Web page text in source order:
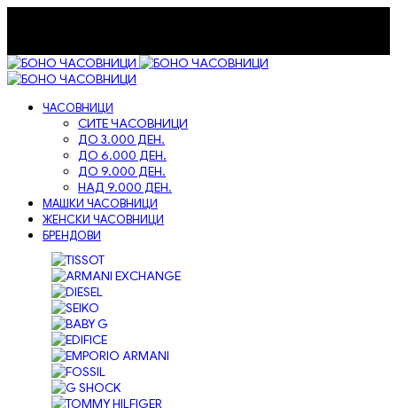
ЧАСОВНИЦИ
СИТЕ ЧАСОВНИЦИ
ДО 3.000 ДЕН.
ДО 6.000 ДЕН.
ДО 9.000 ДЕН.
НАД 9.000 ДЕН.
МАШКИ ЧАСОВНИЦИ
ЖЕНСКИ ЧАСОВНИЦИ
БРЕНДОВИ